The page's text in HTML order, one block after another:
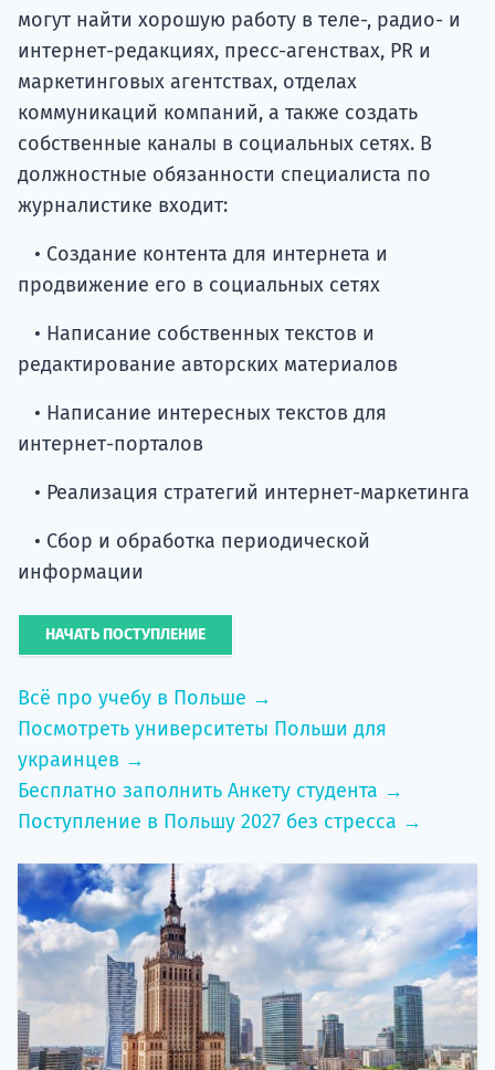
могут найти хорошую работу в теле-, радио- и
интернет-редакциях, пресс-агенствах, PR и
маркетинговых агентствах, отделах
коммуникаций компаний, а также создать
собственные каналы в социальных сетях. В
должностные обязанности специалиста по
журналистике входит:
• Создание контента для интернета и
продвижение его в социальных сетях
• Написание собственных текстов и
редактирование авторских материалов
• Написание интересных текстов для
интернет-порталов
• Реализация стратегий интернет-маркетинга
• Сбор и обработка периодической
информации
НАЧАТЬ ПОСТУПЛЕНИЕ
Всё про учебу в Польше →
Посмотреть университеты Польши для
украинцев →
Бесплатно заполнить Анкету студента →
Поступление в Польшу 2027 без стресса →